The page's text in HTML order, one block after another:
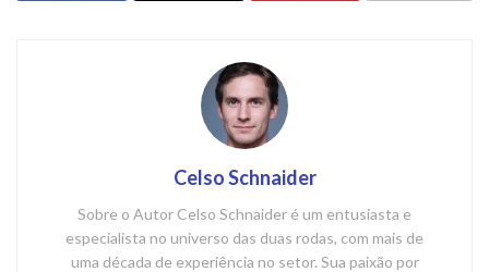
Celso Schnaider
Sobre o Autor Celso Schnaider é um entusiasta e
especialista no universo das duas rodas, com mais de
uma década de experiência no setor. Sua paixão por